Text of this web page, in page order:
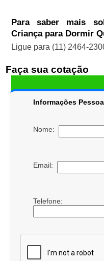
Para saber mais
Criança para Dormir
Ligue para (11) 2464-
Faça sua cotação
Informações
Nome:
Email:
Telefone: